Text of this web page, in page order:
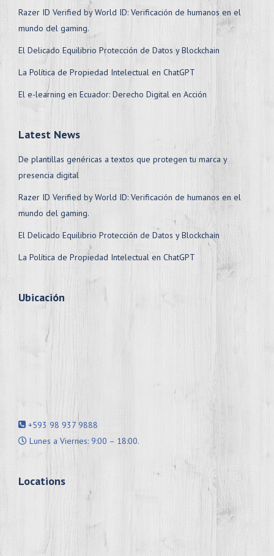
Razer ID Verified by World ID: Verificación de humanos en el
mundo del gaming.
El Delicado Equilibrio Protección de Datos y Blockchain
La Política de Propiedad Intelectual en ChatGPT
El e-learning en Ecuador: Derecho Digital en Acción
Latest News
De plantillas genéricas a textos que protegen tu marca y
presencia digital
Razer ID Verified by World ID: Verificación de humanos en el
mundo del gaming.
El Delicado Equilibrio Protección de Datos y Blockchain
La Política de Propiedad Intelectual en ChatGPT
Ubicación
+593 98 937 9888
Lunes a Viernes: 9:00 – 18:00.
Locations